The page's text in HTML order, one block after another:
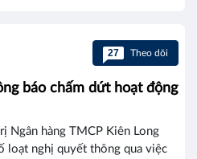
27 Theo dõi
báo chấm dứt hoạt động
Ngân hàng TMCP Kiên Long
loạt nghị quyết thông qua việc